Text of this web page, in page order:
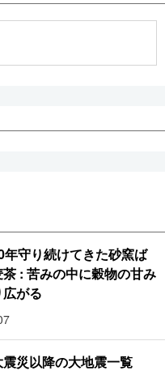
年守り続けてきた砂窯ば
: 苦みの中に穀物の甘み
がる
災以降の大地震一覧